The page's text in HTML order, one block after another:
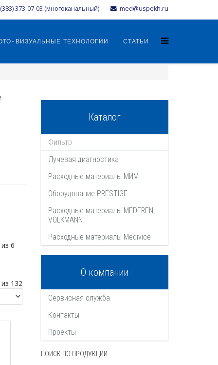
(383) 373-07-03 (многоканальный) med@uspekh.ru
ВИЗУАЛЬНЫЕ ТЕХНОЛОГИИ СТАТЬИ
6
132
Каталог
Лучевая диагностика
Расходные материалы МИМ
Оборудование PRESTIGE
Расходные материалы MEDEREN,
VOLKMANN
Расходные материалы Medivice
О компании
Сервисная служба
Контакты
Проекты
ПОИСК ПО ПРОДУКЦИИ